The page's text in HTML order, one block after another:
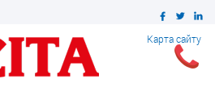
Карта сайту